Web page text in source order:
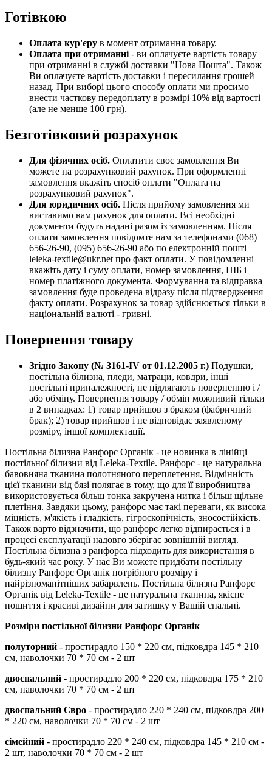
Готівкою
Оплата кур'єру в момент отримання товару.
Оплата при отриманні - ви оплачуєте вартість товару
при отриманні в службі доставки "Нова Пошта". Також
Ви оплачуєте вартість доставки і пересилання грошей
назад. При виборі цього способу оплати ми просимо
внести часткову передоплату в розмірі 10% від вартості
(але не менше 100 грн).
Безготівковий розрахунок
Для фізичних осіб. Оплатити своє замовлення Ви
можете на розрахунковий рахунок. При оформленні
замовлення вкажіть спосіб оплати "Оплата на
розрахунковий рахунок".
Для юридичних осіб. Після прийому замовлення ми
виставимо вам рахунок для оплати. Всі необхідні
документи будуть надані разом із замовленням. Після
оплати замовлення повідомте нам за телефонами (068)
656-26-90, (095) 656-26-90 або по електронній пошті
leleka-textile@ukr.net про факт оплати. У повідомленні
вкажіть дату і суму оплати, номер замовлення, ПІБ і
номер платіжного документа. Формування та відправка
замовлення буде проведена відразу після підтвердження
факту оплати. Розрахунок за товар здійснюється тільки в
національній валюті - гривні.
Повернення товару
Згідно Закону (№ 3161-IV от 01.12.2005 г.) Подушки,
постільна білизна, пледи, матраци, ковдри, інші
постільні приналежності, не підлягають поверненню і /
або обміну. Повернення товару / обмін можливий тільки
в 2 випадках: 1) товар прийшов з браком (фабричний
брак); 2) товар прийшов і не відповідає заявленому
розміру, іншої комплектації.
Постільна білизна Ранфорс Органік - це новинка в лінійці
постільної білизни від Leleka-Textile. Ранфорс - це натуральна
бавовняна тканина полотняного переплетення. Відмінність
цієї тканини від бязі полягає в тому, що для її виробництва
використовується більш тонка закручена нитка і більш щільне
плетіння. Завдяки цьому, ранфорс має такі переваги, як висока
міцність, м'якість і гладкість, гігроскопічність, зносостійкість.
Також варто відзначити, що ранфорс легко відпирається і в
процесі експлуатації надовго зберігає зовнішній вигляд.
Постільна білизна з ранфорса підходить для використання в
будь-який час року. У нас Ви можете придбати постільну
білизну Ранфорс Органік потрібного розміру і
найрізноманітніших забарвлень. Постільна білизна Ранфорс
Органік від Leleka-Textile - це натуральна тканина, якісне
пошиття і красиві дизайни для затишку у Вашій спальні.
Розміри постільної білизни Ранфорс Органік
полуторний - простирадло 150 * 220 см, підковдра 145 * 210
см, наволочки 70 * 70 см - 2 шт
двоспальний - простирадло 200 * 220 см, підковдра 175 * 210
см, наволочки 70 * 70 см - 2 шт
двоспальний Євро - простирадло 220 * 240 см, підковдра 200
* 220 см, наволочки 70 * 70 см - 2 шт
сімейний - простирадло 220 * 240 см, підковдра 145 * 210 см -
2 шт, наволочки 70 * 70 см - 2 шт